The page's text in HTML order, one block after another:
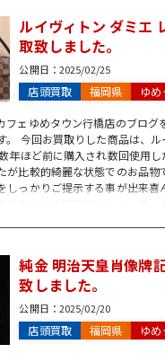
ルイヴィトン ダミエ
取致しました。
公開日： 2025/02/25
店頭買取 福岡県 ゆ
フェゆめタウン行橋店のブログ
。 今回お買取りした商品は、
年ほど前に購入され数回使用
が比較的綺麗な状態でのお品物
しっかりご提示する事が出来喜
めタウン行橋店ではルイ・ヴィ
取強化中です! レアな限定モデ
から承っております。 お問合
。 スタッフ一同ご来店を心より
純金 明治天皇肖像牌
致しました。
公開日： 2025/02/20
店頭買取 福岡県 ゆ